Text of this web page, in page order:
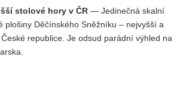
stolové hory v ČR — Jedinečná skalní
plošiny Děčínského Sněžníku – nejvyšší a
republice. Je odsud parádní výhled na